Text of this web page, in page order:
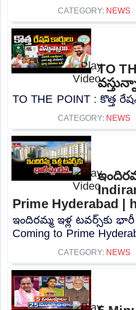
CATEGORY: NEWS
TO
TO THE POINT : కొత్త
CATEGORY: NEWS
Prime Hyderabad |
ఇందిరమ్మ ఇళ్ల టవర్స్‌కు భారీ
Coming to Prime
CATEGORY: NEWS